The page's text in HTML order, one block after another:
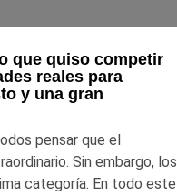
que quiso competir
reales para
y una gran
pensar que el
Sin embargo, los
categoría. En todo este